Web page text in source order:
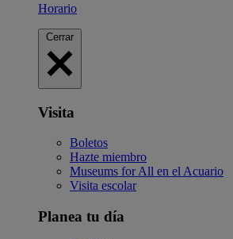
Horario
Cerrar
Visita
Boletos
Hazte miembro
Museums for All en el Acuario
Visita escolar
Planea tu día